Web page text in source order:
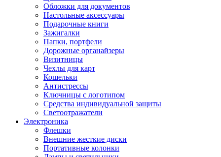
Обложки для документов
Настольные аксессуары
Подарочные книги
Зажигалки
Папки, портфели
Дорожные органайзеры
Визитницы
Чехлы для карт
Кошельки
Антистрессы
Ключницы с логотипом
Средства индивидуальной защиты
Светоотражатели
Электроника
Флешки
Внешние жесткие диски
Портативные колонки